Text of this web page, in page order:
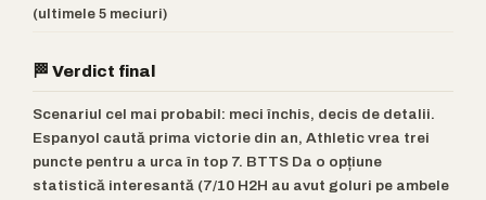
(ultimele 5 meciuri)
🏁 Verdict final
Scenariul cel mai probabil: meci închis, decis de detalii.
Espanyol caută prima victorie din an, Athletic vrea trei
puncte pentru a urca în top 7. BTTS Da o opțiune
statistică interesantă (7/10 H2H au avut goluri pe ambele